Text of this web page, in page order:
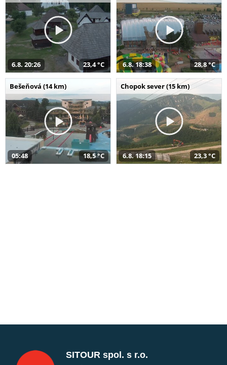
6.8. 20:26 23,4 °C 6.8. 18:38 28,8 °C
Bešeňová (14 km)
05:48 18,5 °C
Chopok sever (15 km)
6.8. 18:15 23,3 °C
SITOUR spol. s r.o.